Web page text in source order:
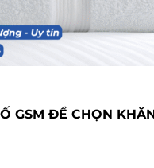
GSM ĐỂ CHỌN